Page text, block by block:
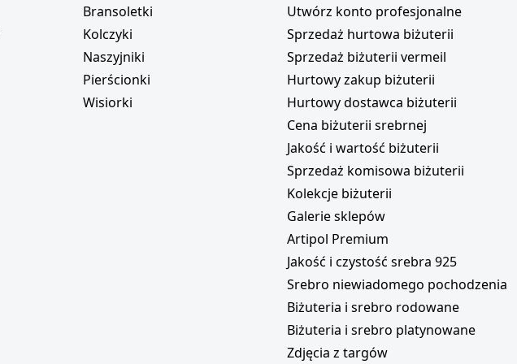
Bransoletki
Kolczyki
Naszyjniki
Pierścionki
Wisiorki
Utwórz konto profesjonalne
Sprzedaż hurtowa biżuterii
Sprzedaż biżuterii vermeil
Hurtowy zakup biżuterii
Hurtowy dostawca biżuterii
Cena biżuterii srebrnej
Jakość i wartość biżuterii
Sprzedaż komisowa biżuterii
Kolekcje biżuterii
Galerie sklepów
Artipol Premium
Jakość i czystość srebra 925
Srebro niewiadomego pochodzenia
Biżuteria i srebro rodowane
Biżuteria i srebro platynowane
Zdjęcia z targów